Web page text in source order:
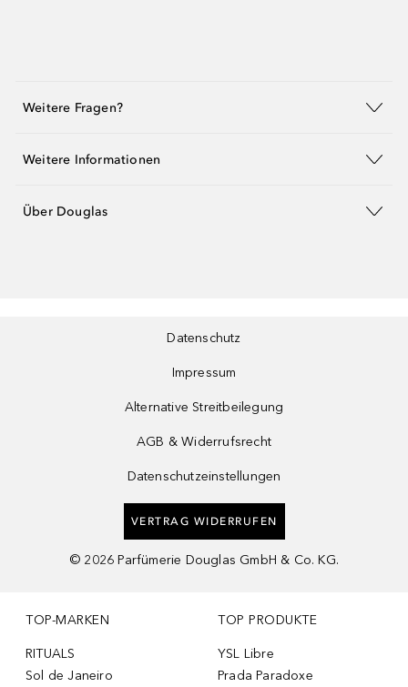
Weitere Fragen?
Weitere Informationen
Über Douglas
Datenschutz
Impressum
Alternative Streitbeilegung
AGB & Widerrufsrecht
Datenschutzeinstellungen
VERTRAG WIDERRUFEN
© 2026 Parfümerie Douglas GmbH & Co. KG.
TOP-MARKEN
RITUALS
Sol de Janeiro
TOP PRODUKTE
YSL Libre
Prada Paradoxe